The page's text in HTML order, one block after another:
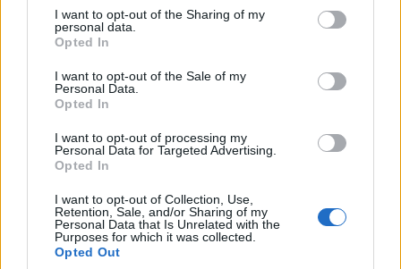
I want to opt-out of the Sharing of my
personal data.
Opted In
I want to opt-out of the Sale of my
Personal Data.
Opted In
I want to opt-out of processing my
Personal Data for Targeted Advertising.
Opted In
I want to opt-out of Collection, Use,
Retention, Sale, and/or Sharing of my
Personal Data that Is Unrelated with the
Purposes for which it was collected.
Opted Out
aceras. Tampoco podrá realizarse la parada en aquellas
zonas donde se impida la visibilidad de la señalización.
deberán extremarse las precauciones durante la
bajada. Como siempre, ante situaciones de duda,
prevalecerá el criterio del conductor.